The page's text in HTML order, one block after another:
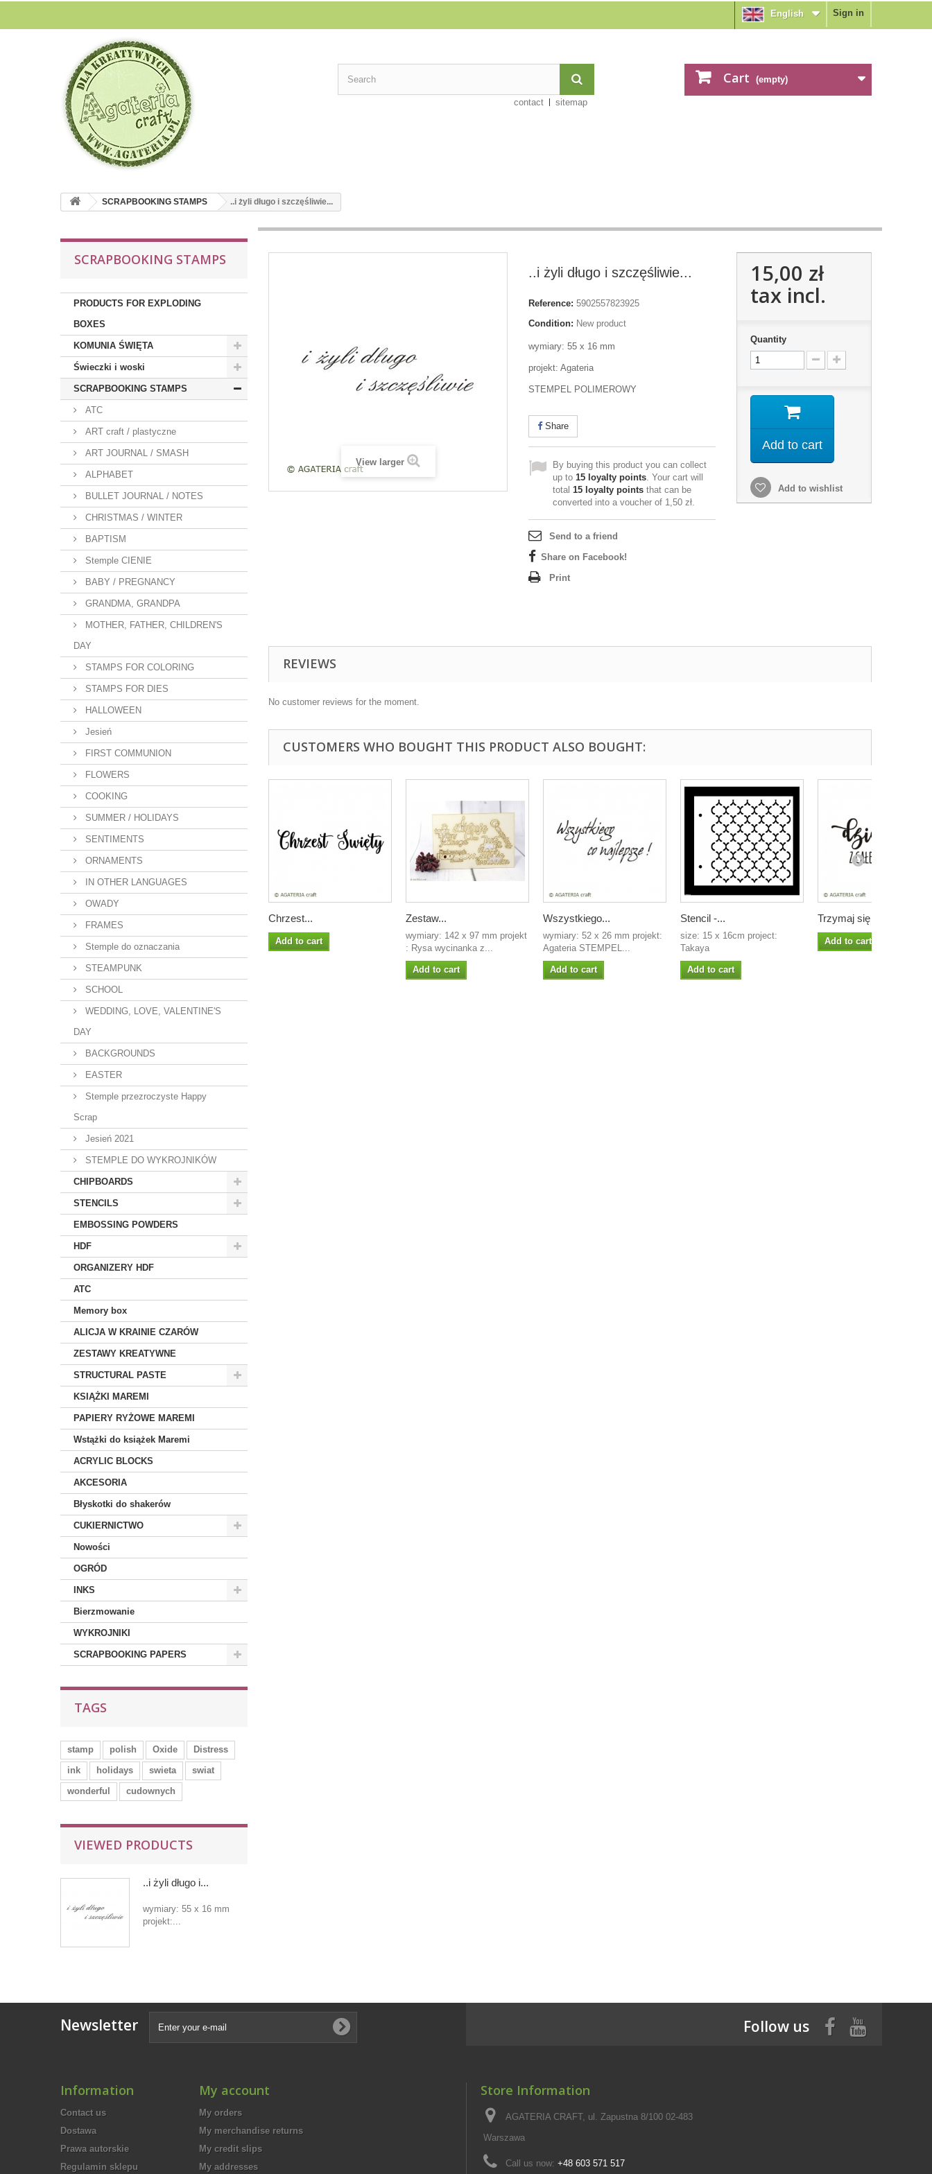
Sign in
English
Cart (empty)
contact sitemap
SCRAPBOOKING STAMPS ..i żyli długo i szczęśliwie...
SCRAPBOOKING STAMPS
PRODUCTS FOR EXPLODING
BOXES
KOMUNIA ŚWIĘTA
Świeczki i woski
SCRAPBOOKING STAMPS
ATC
ART craft / plastyczne
ART JOURNAL / SMASH
ALPHABET
BULLET JOURNAL / NOTES
CHRISTMAS / WINTER
BAPTISM
Stemple CIENIE
BABY / PREGNANCY
GRANDMA, GRANDPA
MOTHER, FATHER, CHILDREN'S
DAY
STAMPS FOR COLORING
STAMPS FOR DIES
HALLOWEEN
Jesień
FIRST COMMUNION
FLOWERS
COOKING
SUMMER / HOLIDAYS
SENTIMENTS
ORNAMENTS
IN OTHER LANGUAGES
OWADY
FRAMES
Stemple do oznaczania
STEAMPUNK
SCHOOL
WEDDING, LOVE, VALENTINE'S
DAY
BACKGROUNDS
EASTER
Stemple przezroczyste Happy
Scrap
Jesień 2021
STEMPLE DO WYKROJNIKÓW
CHIPBOARDS
STENCILS
EMBOSSING POWDERS
HDF
ORGANIZERY HDF
ATC
Memory box
ALICJA W KRAINIE CZARÓW
ZESTAWY KREATYWNE
STRUCTURAL PASTE
KSIĄŻKI MAREMI
PAPIERY RYŻOWE MAREMI
Wstążki do książek Maremi
ACRYLIC BLOCKS
AKCESORIA
Błyskotki do shakerów
CUKIERNICTWO
Nowości
OGRÓD
INKS
Bierzmowanie
WYKROJNIKI
SCRAPBOOKING PAPERS
TAGS
stamp polish Oxide
Distress
ink
holidays swieta
swiat
wonderful
cudownych
VIEWED PRODUCTS
..i żyli długo i...
wymiary: 55 x 16 mm
projekt:...
View larger
..i żyli długo i szczęśliwie...
Reference: 5902557823925
Condition: New product
wymiary: 55 x 16 mm
projekt: Agateria
STEMPEL POLIMEROWY
Share
By buying this product you can collect
up to 15 loyalty points. Your cart will
total 15 loyalty points that can be
converted into a voucher of 1,50 zł.
Send to a friend
Share on Facebook!
Print
15,00 zł
tax incl.
Quantity
Add to cart
Add to wishlist
REVIEWS
No customer reviews for the moment.
CUSTOMERS WHO BOUGHT THIS PRODUCT ALSO BOUGHT:
Chrzest...
Add to cart
Zestaw...
wymiary: 142 x 97 mm projekt
: Rysa wycinanka z...
Add to cart
Wszystkiego...
wymiary: 52 x 26 mm projekt:
Agateria STEMPEL...
Add to cart
Stencil -...
size: 15 x 16cm project:
Takaya
Add to cart
Trzymaj się !
Add to cart
Newsletter Follow us
Information
Contact us
Dostawa
Prawa autorskie
Regulamin sklepu
My account
My orders
My merchandise returns
My credit slips
My addresses
Store Information
AGATERIA CRAFT, ul. Zapustna 8/100 02-483
Warszawa
Call us now: +48 603 571 517